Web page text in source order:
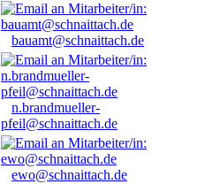
bauamt@schnaittach.de
n.brandmueller-
pfeil@schnaittach.de
ewo@schnaittach.de